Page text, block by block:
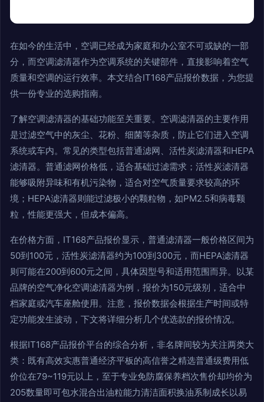
在如今的生活中，空调已经成为家庭和办公室不可或缺的一部
分，而空调滤清器作为空调系统的关键部件，直接影响着空气
质量和空调的运行效率。本文结合IT168产品报价数据，为您提
供一份专业的选购指南。
了解空调滤清器的基础功能至关重要。空调滤清器的主要作用
是过滤空气中的灰尘、花粉、细菌等杂质，防止它们进入空调
系统或车内。常见的类型包括普通滤网、活性炭滤清器和HEPA
滤清器。普通滤网价格低，适合基础过滤需求；活性炭滤清器
能够吸附异味和有机污染物，适合对空气质量要求较高的环
境；HEPA滤清器则能过滤极小的颗粒物，如PM2.5和病毒颗
粒，性能更强大，但成本偏高。
在价格方面，IT168产品报价显示，普通滤清器一般价格区间为
50到100元，活性炭滤清器约为100到300元，而HEPA滤清器
则可能在200到600元之间，具体因型号和适用范围而异。以某
品牌的空气净化空调滤清器为例，报价为150元级别，适合中
档家庭或汽车座舱使用。注意，报价数据会根据生产时间或特
定功能发生波动，下文将详细分析几个优选款的报价情况。
根据IT168产品报价平台的综合分析，非名牌间较为关注两类大
类：既有高效实惠普通经济平板的高信誉之精选普通级费用低
价位在79~119元以上，至于专业免防腐保养档次售价却均价为
205数量即可包水混合出油粒能力清洁面积换油系制成长以易